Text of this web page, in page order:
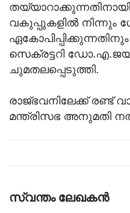
വകുപ്പുകളിൽ നിന്നും
സെക്രട്ടറി
ചുമതലപ്പെടുത്തി.
രാജ്ഭവനിലേക്ക് രണ്ട്
മന്ത്രിസഭ അനുമതി
സ്വന്തം ലേഖകന്‍